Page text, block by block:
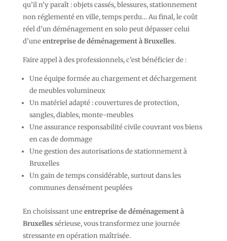
qu’il n’y paraît : objets cassés, blessures, stationnement
non réglementé en ville, temps perdu… Au final, le coût
réel d’un déménagement en solo peut dépasser celui
d’uneentreprise de déménagement à Bruxelles.
Faire appel à des professionnels, c’est bénéficier de :
Une équipe formée au chargement et déchargement
de meubles volumineux
Un matériel adapté : couvertures de protection,
sangles, diables, monte-meubles
Une assurance responsabilité civile couvrant vos biens
en cas de dommage
Une gestion des autorisations de stationnement à
Bruxelles
Un gain de temps considérable, surtout dans les
communes densément peuplées
En choisissant uneentreprise de déménagement à
Bruxelles sérieuse, vous transformez une journée
stressante en opération maîtrisée.